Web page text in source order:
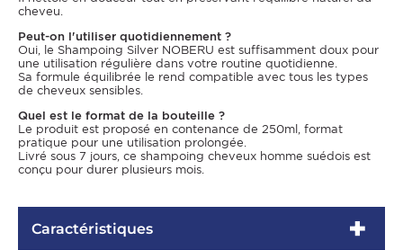
cheveu.
Peut-on l'utiliser quotidiennement ?
Oui, le Shampoing Silver NOBERU est suffisamment doux pour
une utilisation régulière dans votre routine quotidienne.
Sa formule équilibrée le rend compatible avec tous les types
de cheveux sensibles.
Quel est le format de la bouteille ?
Le produit est proposé en contenance de 250ml, format
pratique pour une utilisation prolongée.
Livré sous 7 jours, ce shampoing cheveux homme suédois est
conçu pour durer plusieurs mois.
Caractéristiques